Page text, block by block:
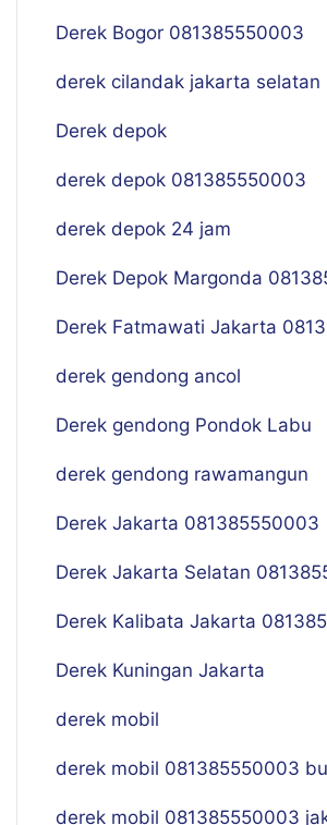
Derek Bogor 081385550003
derek cilandak jakarta selatan
Derek depok
derek depok 081385550003
derek depok 24 jam
Derek Depok Margonda
Derek Fatmawati Jakarta
derek gendong ancol
Derek gendong Pondok Labu
derek gendong rawamangun
Derek Jakarta 081385550003
Derek Jakarta Selatan
Derek Kalibata Jakarta
Derek Kuningan Jakarta
derek mobil
derek mobil 081385550003
derek mobil 081385550003